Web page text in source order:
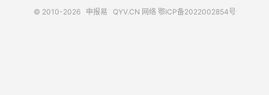
© 2010-2026 申报易 QYV.CN 网络 鄂ICP备2022002854号